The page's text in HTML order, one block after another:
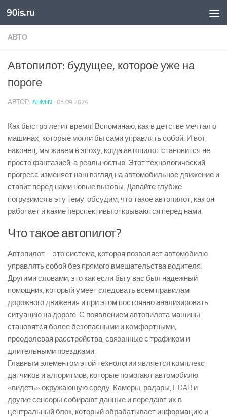
Skip to content
90is.ru
АВТО
Автопилот: будущее, которое уже на
пороге
АВТОР: ADMIN · 05.09.2024
Как быстро летит время! Вспоминаю, как в детстве мечтал о
машинах, которые могли бы сами управлять собой. И вот,
наконец, мы живем в эпоху, когда автопилот становится не
просто фантазией, а реальностью. Этот технологический
прогресс изменяет наш взгляд на автомобильное движение и
ставит перед нами новые вызовы. Давайте глубже
погрузимся в эту тему, обсудим, что такое автопилот, как он
работает и какие перспективы открываются перед нами.
Что такое автопилот?
Автопилот – это система, которая позволяет автомобилю
управлять собой без прямого вмешательства водителя.
Другими словами, это как если бы у вас был надежный
помощник, который умеет следовать всем правилам
дорожного движения и при этом постоянно анализировать
ситуацию на дороге. С появлением автопилота машины
становятся более безопасными и комфортными,
преодолевая расстройства, связанные с трафиком и
длительными поездками.
Главным элементом этой технологии является комплекс
датчиков и алгоритмов, которые помогают автомобилю
«видеть» окружающую среду. Камеры, радары, LiDAR и
другие сенсоры собирают данные и передают их в
центральный блок, который обрабатывает информацию и